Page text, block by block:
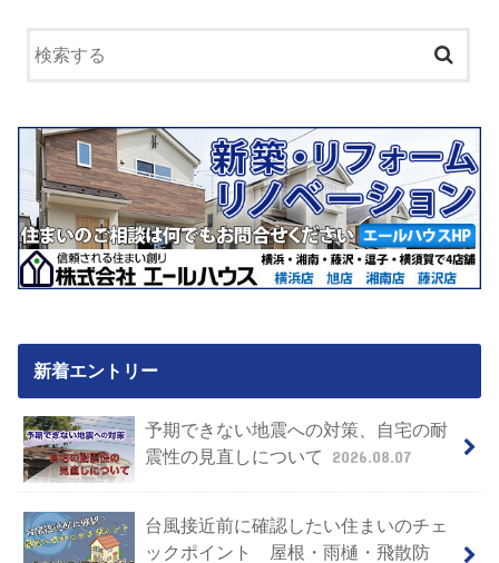
新着エントリー
予期できない地震への対策、自宅の耐
震性の見直しについて
2026.08.07
台風接近前に確認したい住まいのチェ
ックポイント 屋根・雨樋・飛散防